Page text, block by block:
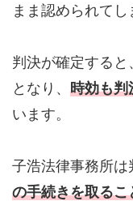
まま認められてし
判決が確定する
となり、 時効も判
います。
子浩法律事務所は
の手続きを取るこ